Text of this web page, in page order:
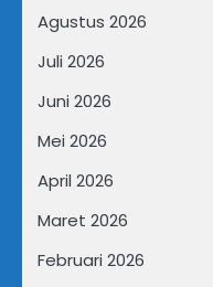
Agustus 2026
Juli 2026
Juni 2026
Mei 2026
April 2026
Maret 2026
Februari 2026